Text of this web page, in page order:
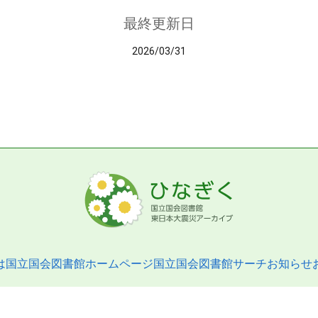
最終更新日
2026/03/31
国立国会図書館ホームページ国立国会図書館サーチお知らせ